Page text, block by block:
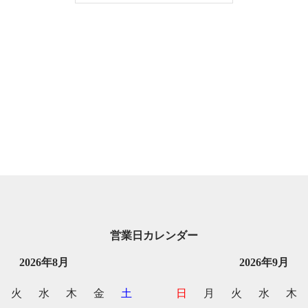
営業日カレンダー
2026年8月
火 水 木 金 土
2026年9月
日 月 火 水 木